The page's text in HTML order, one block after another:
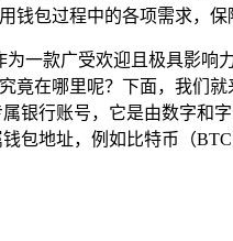
包过程中的各项需求，保
一款广受欢迎且极具影
竟在哪里呢？下面，我们
银行账号，它是由数字和
包地址，例如比特币（